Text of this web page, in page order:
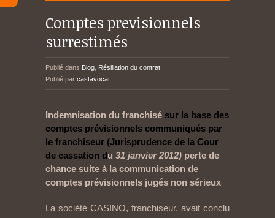
Comptes previsionnels
surrestimés
Publié dans Blog Résiliation du contrat
Publié par castavocat
Indemnisation du franchisé sur la base des
comptes prévisionnels communiqués par
le franchiseur (Jurisprudence de la Cour
de cassation du 31 janvier 2012) perte de
chance suite à la communication de
comptes prévisionnels jugés non sérieux
La société CASINO, franchiseur, avait conclu